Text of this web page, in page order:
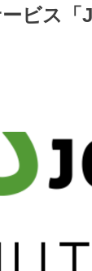
ビス「